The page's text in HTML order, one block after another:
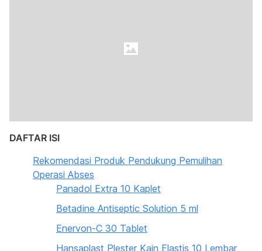
DAFTAR ISI
Rekomendasi Produk Pendukung Pemulihan
Operasi Abses
Panadol Extra 10 Kaplet
Betadine Antiseptic Solution 5 ml
Enervon-C 30 Tablet
Hansaplast Plester Kain Elastis 10 Lembar